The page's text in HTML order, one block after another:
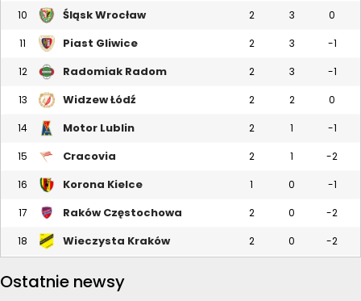
10 Śląsk Wrocław 2 3 0
11 Piast Gliwice 2 3 -1
12 Radomiak Radom 2 3 -1
13 Widzew Łódź 2 2 0
14 Motor Lublin 2 1 -1
15 Cracovia 2 1 -2
16 Korona Kielce 1 0 -1
17 Raków Częstochowa 2 0 -2
18 Wieczysta Kraków 2 0 -2
Ostatnie newsy